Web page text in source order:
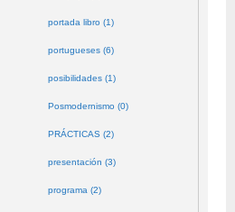
portada libro (1)
portugueses (6)
posibilidades (1)
Posmodernismo (0)
PRÁCTICAS (2)
presentación (3)
programa (2)